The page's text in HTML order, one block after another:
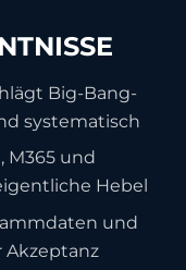
Big-Bang-
systematisch
M365 und
Hebel
und
Akzeptanz